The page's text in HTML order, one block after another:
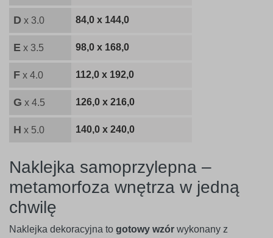
D x 3.0 84,0 x 144,0
E x 3.5 98,0 x 168,0
F x 4.0 112,0 x 192,0
G x 4.5 126,0 x 216,0
H x 5.0 140,0 x 240,0
Naklejka samoprzylepna –
metamorfoza wnętrza w jedną
chwilę
Naklejka dekoracyjna to gotowy wzór wykonany z